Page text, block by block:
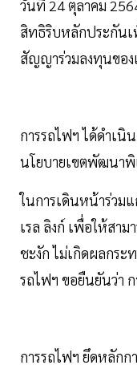
วันที่ 24 ตุลาคม
สิทธิริบหลักประกันเ
สัญญาร่วมลงทุนของ
การรถไฟฯ ได้ดำเนิ
นโยบายเขตพัฒนา
ในการเดินหน้าร่วม
เรล ลิงก์ เพื่อให้สาม
ชะงัก ไม่เกิดผลกร
รถไฟฯ ขอยืนยันว่า
การรถไฟฯ ยึดหลัก